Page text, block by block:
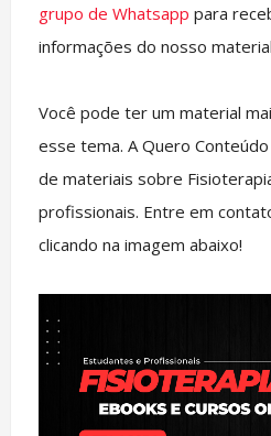
grupo de Whatsapp para
informações do nosso
Você pode ter um material
esse tema. A Quero
de materiais sobre
profissionais. Entre em
clicando na imagem abaixo!